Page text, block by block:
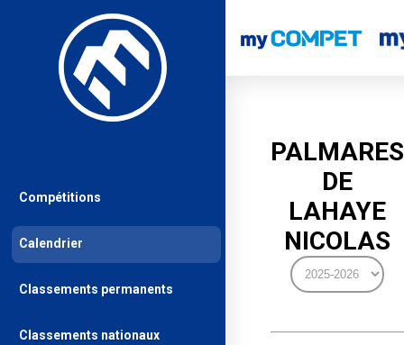
PALMARES
DE
LAHAYE
NICOLAS
Compétitions
Calendrier
Classements permanents
Classements nationaux